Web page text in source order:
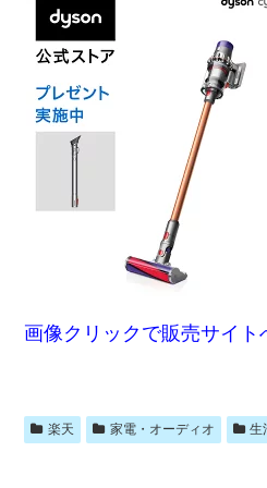
画像クリックで販売サイト
楽天 家電・オーディオ 生